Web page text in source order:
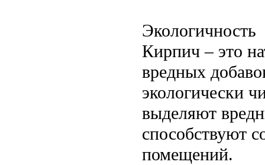
Экологичность
Кирпич – это
вредных
экологически
выделяют
способствуют
помещений.